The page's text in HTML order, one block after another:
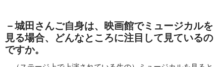
－城田さんご自身は、映画館でミュージカルを
見る場合、どんなところに注目して見ているの
ですか。